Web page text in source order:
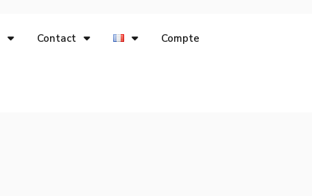
Contact Compte